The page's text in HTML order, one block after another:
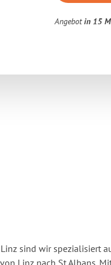
Angebotin 15
sind wir spezialisiert
Linz nach St Albans.